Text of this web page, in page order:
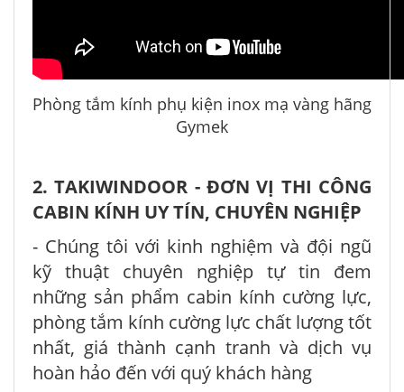
Phòng tắm kính phụ kiện inox mạ vàng hãng
Gymek
2. TAKIWINDOOR - ĐƠN VỊ THI CÔNG
CABIN KÍNH UY TÍN, CHUYÊN NGHIỆP
- Chúng tôi với kinh nghiệm và đội ngũ
kỹ thuật chuyên nghiệp tự tin đem
những sản phẩm cabin kính cường lực,
phòng tắm kính cường lực chất lượng tốt
nhất, giá thành cạnh tranh và dịch vụ
hoàn hảo đến với quý khách hàng